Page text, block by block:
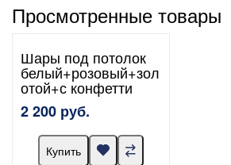
Просмотренные товары
Шары под потолок
белый+розовый+зол
отой+с конфетти
2 200 руб.
Купить